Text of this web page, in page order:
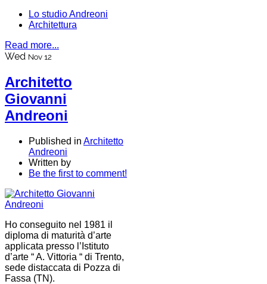
Lo studio Andreoni
Architettura
Read more...
Wed Nov 12
Architetto
Giovanni
Andreoni
Published in Architetto
Andreoni
Written by
Be the first to comment!
Ho conseguito nel 1981 il
diploma di maturità d’arte
applicata presso l’Istituto
d’arte “ A. Vittoria “ di Trento,
sede distaccata di Pozza di
Fassa (TN).